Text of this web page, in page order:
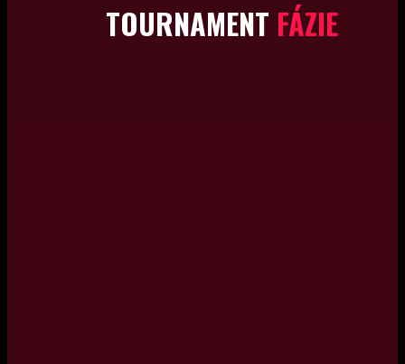
TOURNAMENT FÁZIE